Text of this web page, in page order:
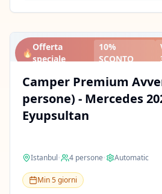
🔥
Offerta
speciale
10%
SCONTO
Camper Premium
persone) - Mercedes
Eyupsultan
Istanbul• 4 persone• Automatic
Min5giorni